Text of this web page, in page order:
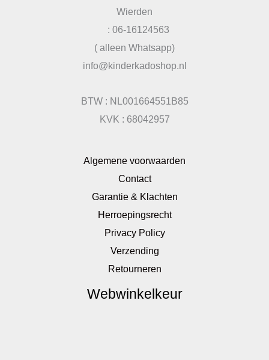
Wierden
: 06-16124563
( alleen Whatsapp)
info@kinderkadoshop.nl
BTW : NL001664551B85
KVK : 68042957
Algemene voorwaarden
Contact
Garantie & Klachten
Herroepingsrecht
Privacy Policy
Verzending
Retourneren
Webwinkelkeur